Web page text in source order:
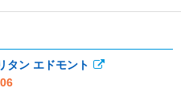
タン エドモント